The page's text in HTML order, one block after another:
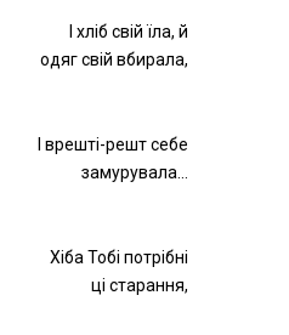
І хліб свій їла, й
одяг свій вбирала,
І врешті-решт себе
замурувала…
Хіба Тобі потрібні
ці старання,